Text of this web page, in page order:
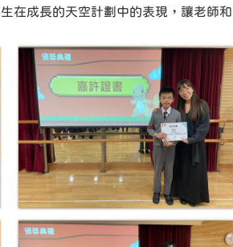
成長的天空計劃中的表現，讓老師